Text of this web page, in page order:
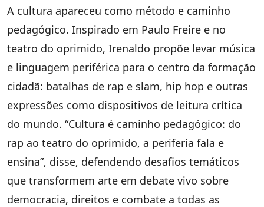
A cultura apareceu como método e caminho
pedagógico. Inspirado em Paulo Freire e no
teatro do oprimido, Irenaldo propõe levar música
e linguagem periférica para o centro da formação
cidadã: batalhas de rap e slam, hip hop e outras
expressões como dispositivos de leitura crítica
do mundo. “Cultura é caminho pedagógico: do
rap ao teatro do oprimido, a periferia fala e
ensina”, disse, defendendo desafios temáticos
que transformem arte em debate vivo sobre
democracia, direitos e combate a todas as